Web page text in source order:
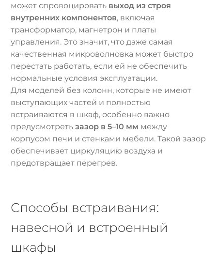
может спровоцировать выход из строя
внутренних компонентов, включая
трансформатор, магнетрон и платы
управления. Это значит, что даже самая
качественная микроволновка может быстро
перестать работать, если ей не обеспечить
нормальные условия эксплуатации.
Для моделей без колонн, которые не имеют
выступающих частей и полностью
встраиваются в шкаф, особенно важно
предусмотретьзазор в 5–10 мм между
корпусом печи и стенками мебели. Такой зазор
обеспечивает циркуляцию воздуха и
предотвращает перегрев.
Способы встраивания:
навесной и встроенный
шкафы